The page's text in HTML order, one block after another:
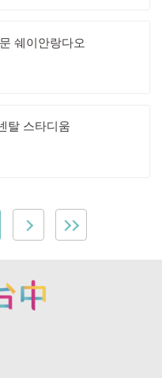
쉐이안랑다오
탈 스타디움